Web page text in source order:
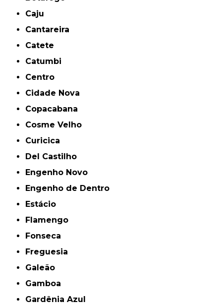
Caju
Cantareira
Catete
Catumbi
Centro
Cidade Nova
Copacabana
Cosme Velho
Curicica
Del Castilho
Engenho Novo
Engenho de Dentro
Estácio
Flamengo
Fonseca
Freguesia
Galeão
Gamboa
Gardênia Azul